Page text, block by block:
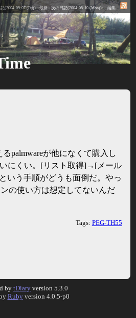
(2004-05-07 (Fri)) 最新 次の日記(2004-05-10 (Mon))» 編集
palmwareが他になくて購入し
にくい。[リスト取得]→[メール
いう手順がどうも面倒だ。やっ
の使い方は想定してないんだ
Tags: PEG-TH55
by tDiary version 5.3.0
Rubyversion 4.0.5-p0